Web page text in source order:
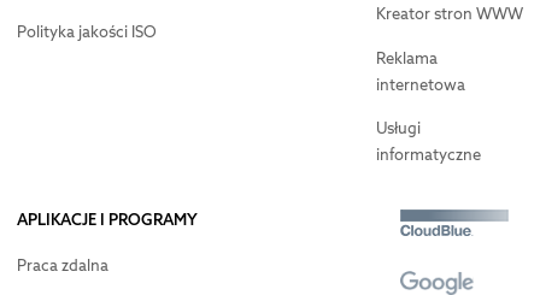
Polityka jakości ISO
Kreator stron WWW
Reklama
internetowa
Usługi
informatyczne
APLIKACJE I PROGRAMY
Praca zdalna